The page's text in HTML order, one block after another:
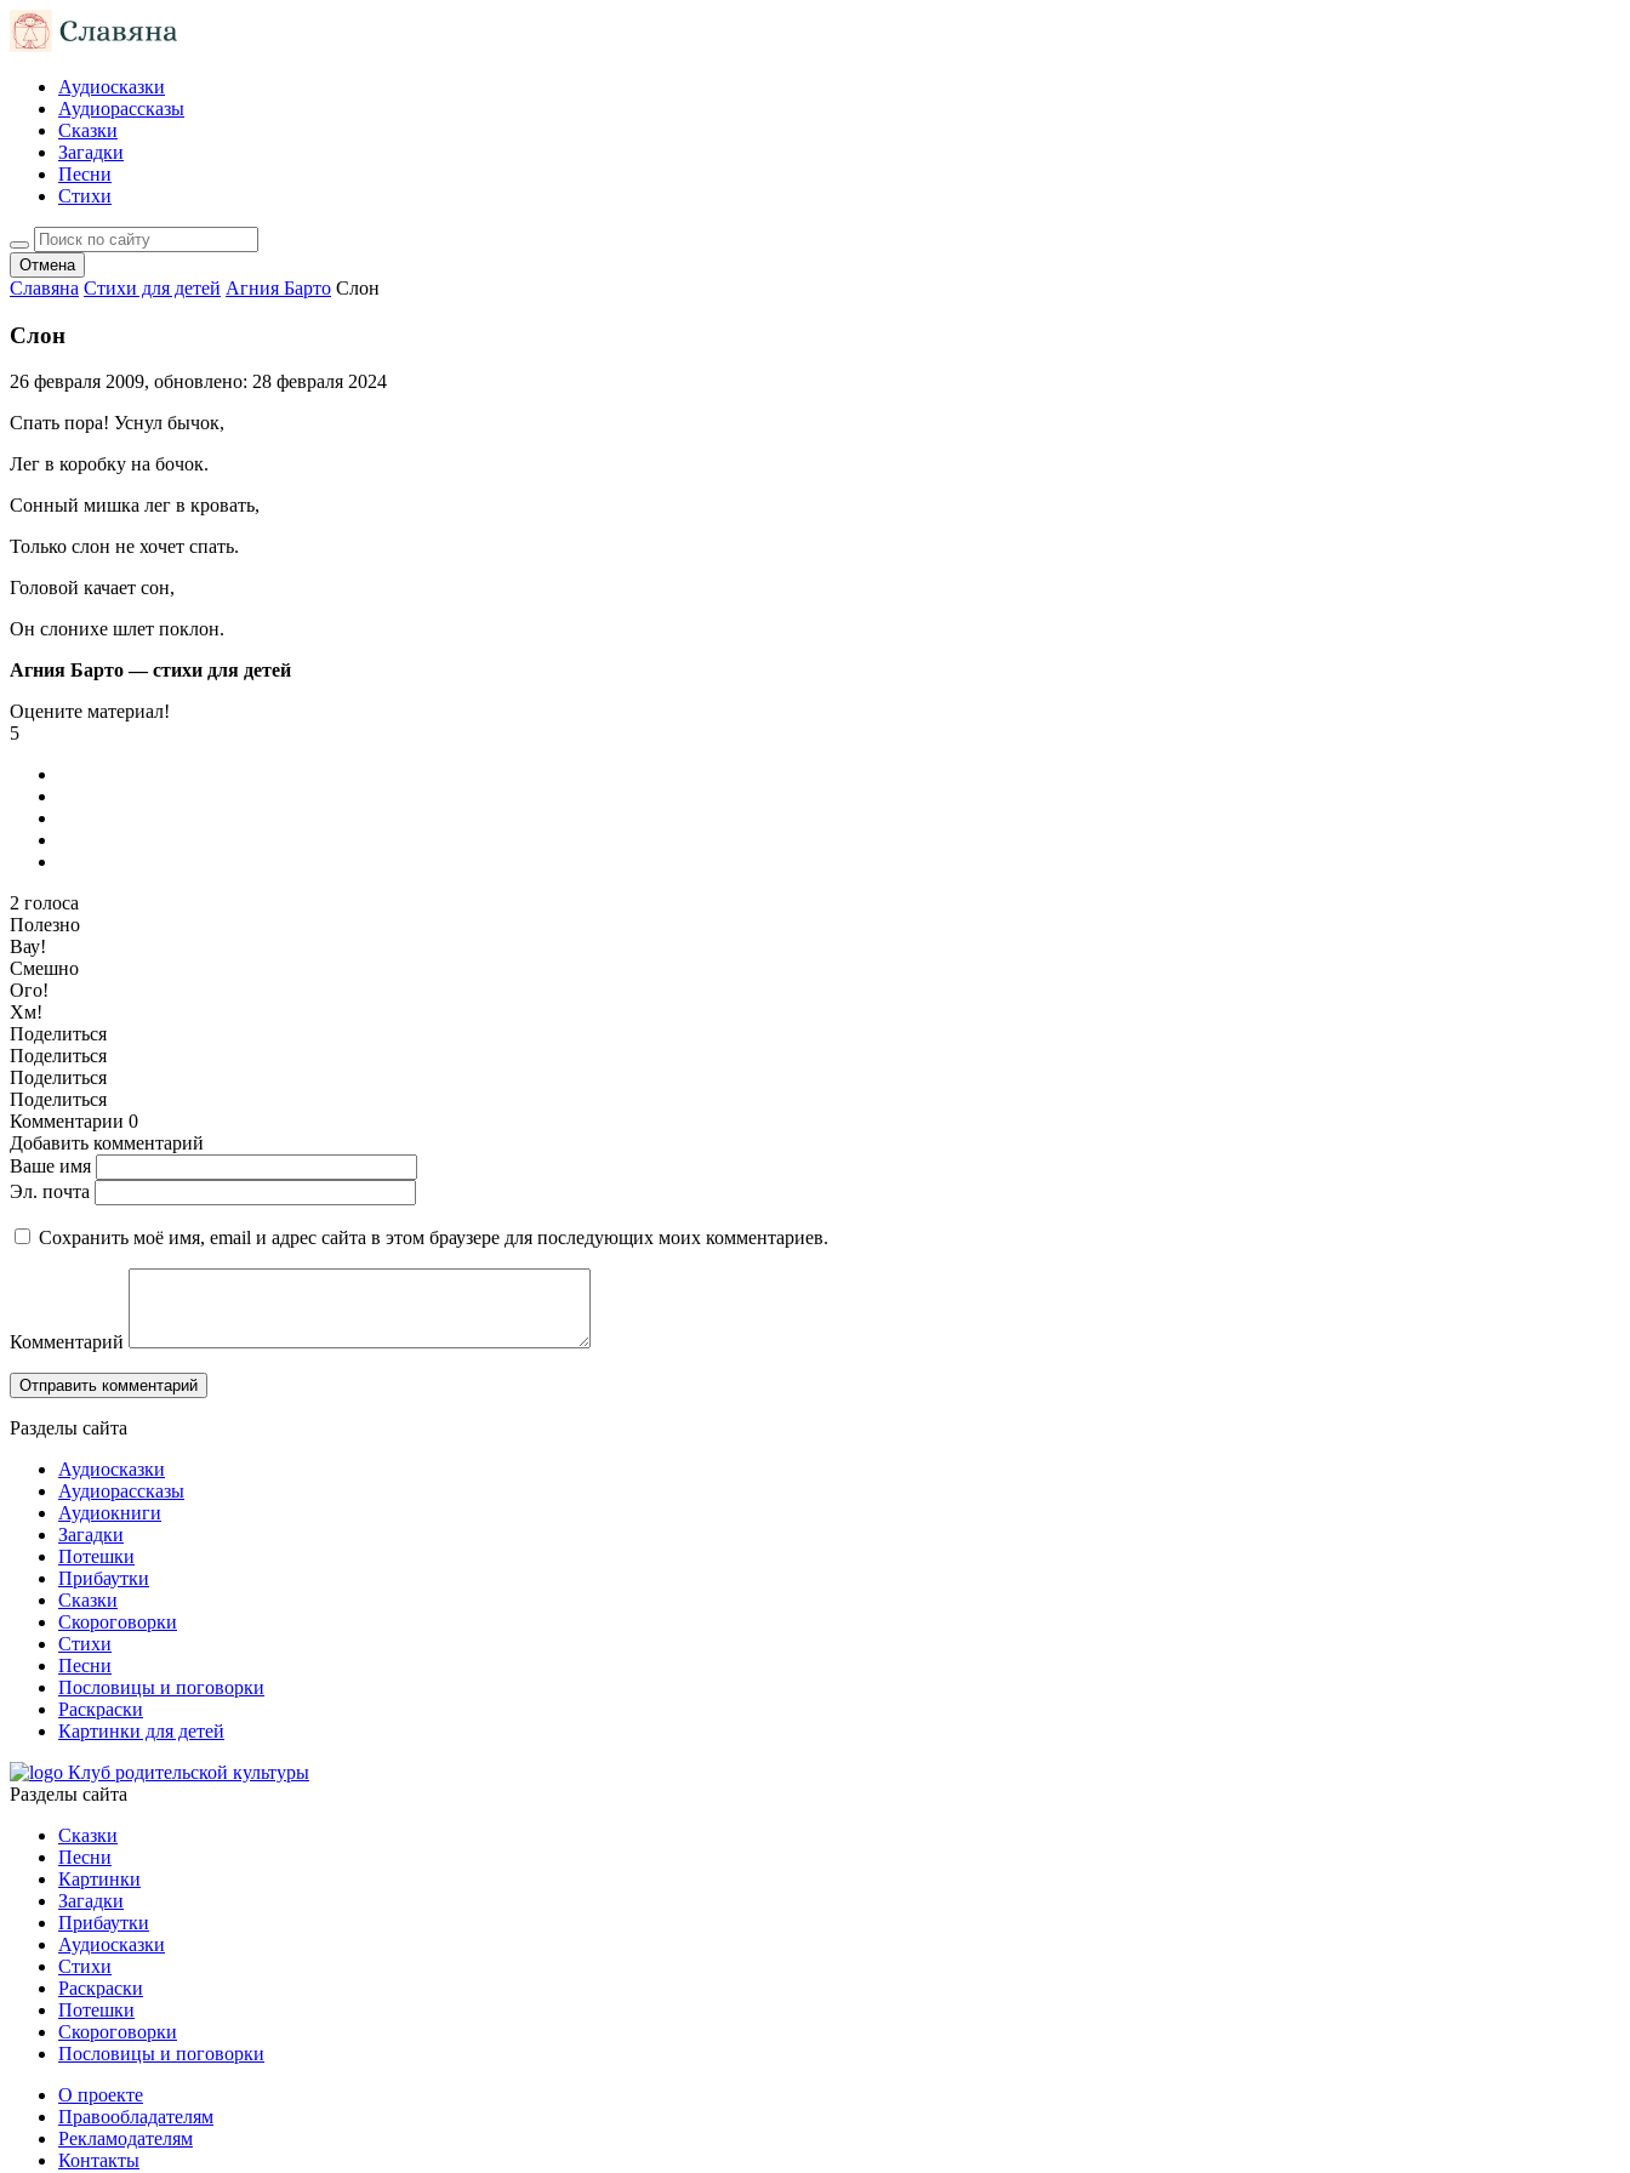
Аудиосказки
Аудиорассказы
Сказки
Загадки
Песни
Стихи
Отмена
Славяна Стихи для детей Агния Барто Слон
Слон
26 февраля 2009, обновлено: 28 февраля 2024
Спать пора! Уснул бычок,
Лег в коробку на бочок.
Сонный мишка лег в кровать,
Только слон не хочет спать.
Головой качает сон,
Он слонихе шлет поклон.
Агния Барто — стихи для детей
Оцените материал!
5
2 голоса
Полезно
Вау!
Смешно
Ого!
Хм!
Поделиться
Поделиться
Поделиться
Поделиться
Комментарии 0
Добавить комментарий
Ваше имя
Эл. почта
Сохранить моё имя, email и адрес сайта в этом браузере для последующих моих комментариев.
Комментарий
Разделы сайта
Аудиосказки
Аудиорассказы
Аудиокниги
Загадки
Потешки
Прибаутки
Сказки
Скороговорки
Стихи
Песни
Пословицы и поговорки
Раскраски
Картинки для детей
Клуб родительской культуры
Разделы сайта
Сказки
Песни
Картинки
Загадки
Прибаутки
Аудиосказки
Стихи
Раскраски
Потешки
Скороговорки
Пословицы и поговорки
О проекте
Правообладателям
Рекламодателям
Контакты